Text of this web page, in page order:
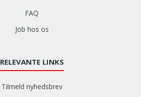
FAQ
Job hos os
RELEVANTE LINKS
Tilmeld nyhedsbrev